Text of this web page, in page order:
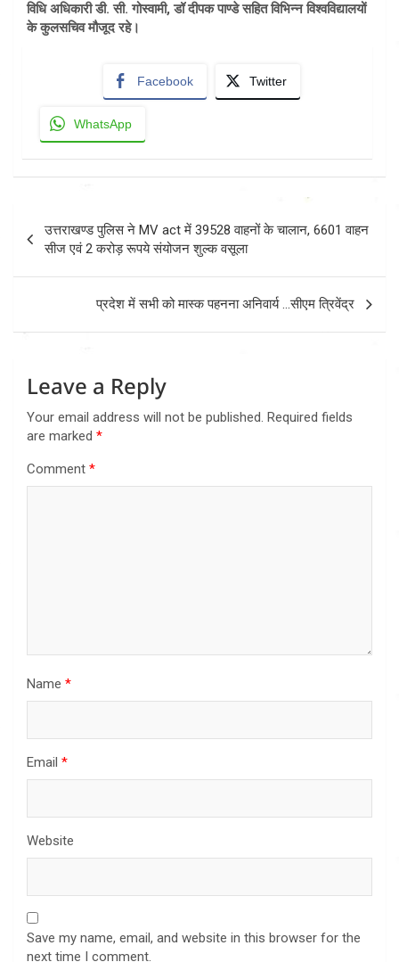
विधि अधिकारी डी. सी. गोस्वामी, डॉ दीपक पाण्डे सहित विभिन्न विश्वविद्यालयों
के कुलसचिव मौजूद रहे।
Facebook Twitter
WhatsApp
navigation
उत्तराखण्ड पुलिस ने MV act में 39528 वाहनों के चालान, 6601 वाहन
सीज एवं 2 करोड़ रूपये संयोजन शुल्क वसूला
प्रदेश में सभी को मास्क पहनना अनिवार्य …सीएम त्रिवेंद्र
Leave a Reply
Your email address will not be published. Required fields
are marked *
Comment *
Name *
Email *
Website
Save my name, email, and website in this browser for the
next time I comment.